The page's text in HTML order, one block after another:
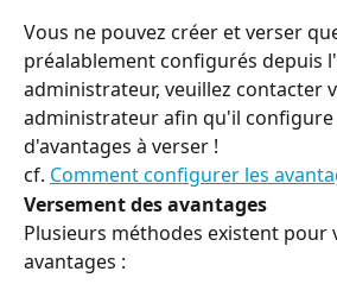
Vous ne pouvez créer et verser
préalablement configurés depuis
administrateur, veuillez contacter
administrateur afin qu'il configure
d'avantages à verser !
cf. Comment configurer les
Versement des avantages
Plusieurs méthodes existent pour
avantages :